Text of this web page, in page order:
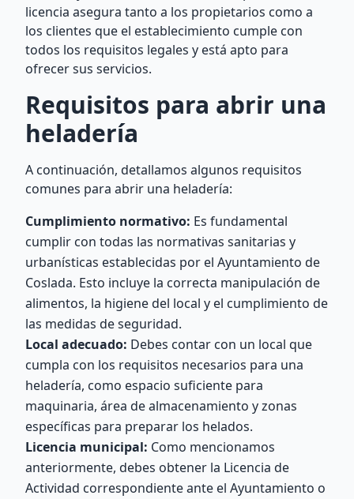
licencia asegura tanto a los propietarios como a
los clientes que el establecimiento cumple con
todos los requisitos legales y está apto para
ofrecer sus servicios.
Requisitos para abrir una
heladería
A continuación, detallamos algunos requisitos
comunes para abrir una heladería:
Cumplimiento normativo: Es fundamental
cumplir con todas las normativas sanitarias y
urbanísticas establecidas por el Ayuntamiento de
Coslada. Esto incluye la correcta manipulación de
alimentos, la higiene del local y el cumplimiento de
las medidas de seguridad.
Local adecuado: Debes contar con un local que
cumpla con los requisitos necesarios para una
heladería, como espacio suficiente para
maquinaria, área de almacenamiento y zonas
específicas para preparar los helados.
Licencia municipal: Como mencionamos
anteriormente, debes obtener la Licencia de
Actividad correspondiente ante el Ayuntamiento o